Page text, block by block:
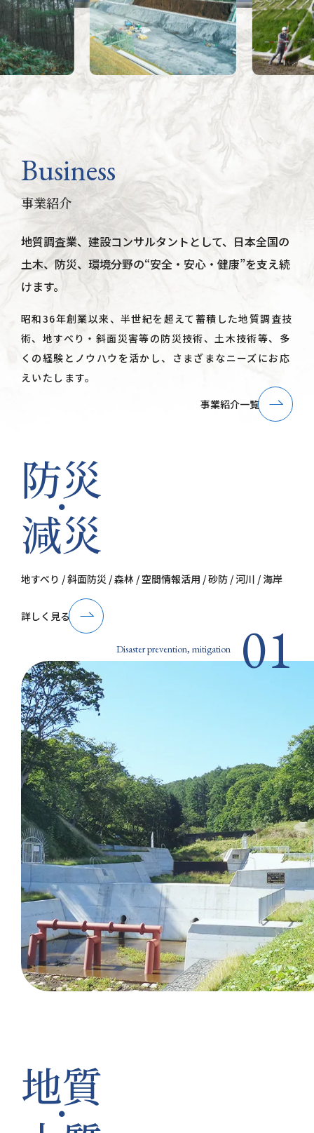
Business
事業紹介
地質調査業、建設コンサルタントとして、 日本全国の
土木、防災、環境分野の“安全・安心・健康”を支え続
けます。
昭和36年創業以来、半世紀を超えて蓄積した地質調査技
術、地すべり・斜面災害等の防災技術、土木技術等、多
くの経験とノウハウを活かし、さまざまなニーズにお応
えいたします。
事業紹介一覧
防災
・
減災
地すべり / 斜面防災 / 森林 / 空間情報活用 / 砂防 / 河川 / 海岸
詳しく見る
Disaster prevention, mitigation 01
地質
・